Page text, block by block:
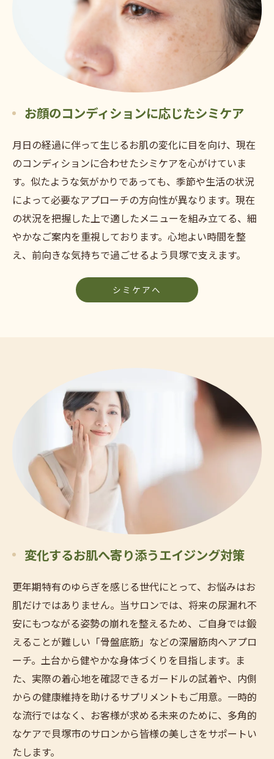
お顔のコンディションに応じたシミケア
月日の経過に伴って生じるお肌の変化に目を向け、現在
のコンディションに合わせたシミケアを心がけていま
す。似たような気がかりであっても、季節や生活の状況
によって必要なアプローチの方向性が異なります。現在
の状況を把握した上で適したメニューを組み立てる、細
やかなご案内を重視しております。心地よい時間を整
え、前向きな気持ちで過ごせるよう貝塚で支えます。
シミケアへ
変化するお肌へ寄り添うエイジング対策
更年期特有のゆらぎを感じる世代にとって、お悩みはお
肌だけではありません。当サロンでは、将来の尿漏れ不
安にもつながる姿勢の崩れを整えるため、ご自身では鍛
えることが難しい「骨盤底筋」などの深層筋肉へアプロ
ーチ。土台から健やかな身体づくりを目指します。ま
た、実際の着心地を確認できるガードルの試着や、内側
からの健康維持を助けるサプリメントもご用意。一時的
な流行ではなく、お客様が求める未来のために、多角的
なケアで貝塚市のサロンから皆様の美しさをサポートい
たします。